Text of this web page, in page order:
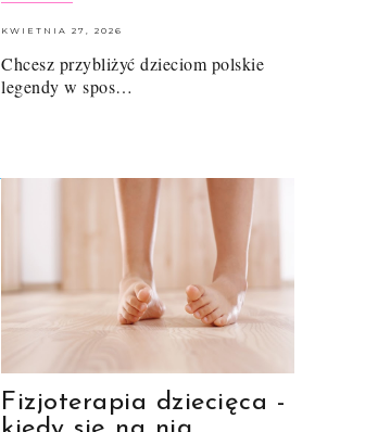
KWIETNIA 27, 2026
Chcesz przybliżyć dzieciom polskie
legendy w spos…
Fizjoterapia dziecięca -